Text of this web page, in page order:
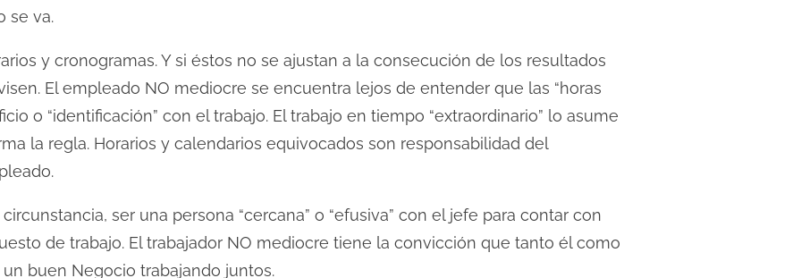
se va.
y cronogramas. Y si éstos no se ajustan a la consecución de los resultados
El empleado NO mediocre se encuentra lejos de entender que las “horas
o “identificación” con el trabajo. El trabajo en tiempo “extraordinario” lo asume
la regla. Horarios y calendarios equivocados son responsabilidad del
ser una persona “cercana” o “efusiva” con el jefe para contar con
de trabajo. El trabajador NO mediocre tiene la convicción que tanto él como
buen Negocio trabajando juntos.